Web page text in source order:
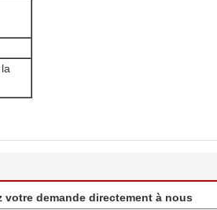
votre demande directement à nous